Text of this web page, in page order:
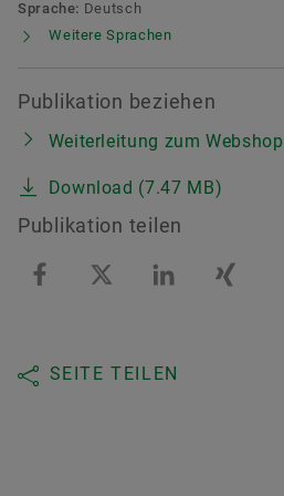
Sprache: Deutsch
Weitere Sprachen
Publikation beziehen
Weiterleitung zum Webshop
Download (7.47 MB)
Publikation teilen
SEITE TEILEN